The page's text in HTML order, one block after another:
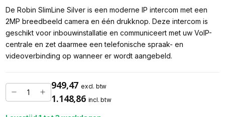
De Robin SlimLine Silver is een moderne IP intercom met een
2MP breedbeeld camera en één drukknop. Deze intercom is
geschikt voor inbouwinstallatie en communiceert met uw VoIP-
centrale en zet daarmee een telefonische spraak- en
videoverbinding op wanneer er wordt aangebeld.
949,47 excl. btw
1.148,86 incl. btw